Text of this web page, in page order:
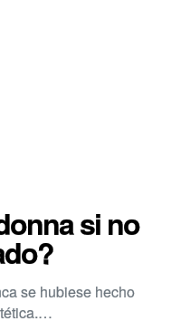
si no
se hubiese hecho